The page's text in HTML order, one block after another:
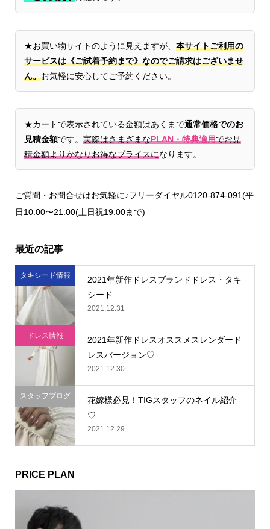
★お買い物サイトのように見えますが、 本サイトご利用の
サービスは《ご試着予約まで》なのでご請求はございませ
ん。お気軽に安心してご予約ください。
★カートで表示されている金額はあくまで通常価格でのお
見積金額です。 実際はさまざまなPLAN・特典適用でお見
積金額よりかなりお得なプライスになります。
ご質問・お問合せはお気軽に♪フリーダイヤル0120-874-091(平
日10:00〜21:00(土日祝19:00まで)
最近の記事
2021年新作ドレスブランドドレス・タキ
シード
2021.12.31
タキシード情報
2021年新作ドレスオススメスレンダード
レスバージョン♡
2021.12.30
ドレス情報
花嫁様必見！TIGスタッフのネイル紹介
♡
2021.12.29
スタッフブログ
PRICE PLAN